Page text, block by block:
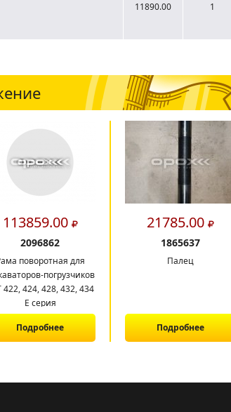
11890.00 1
113859.00
2096862
поворотная для
погрузчиков
422, 424, 428, 432, 434
E серия
Подробнее
21785.00
1865637
Палец
Подробнее